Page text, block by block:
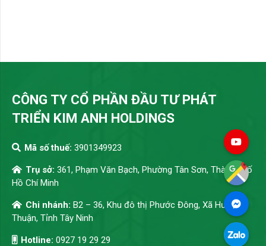
CÔNG TY CỔ PHẦN ĐẦU TƯ PHÁT
TRIỂN KIM ANH HOLDINGS
Mã số thuế: 3901349923
Trụ sở: 361, Phạm Văn Bạch, Phường Tân Sơn, Thành phố
Hồ Chí Minh
Chi nhánh: B2 – 36, Khu đô thị Phước Đông, Xã Hưng
Thuận, Tỉnh Tây Ninh
Hotline: 0927 19 29 29